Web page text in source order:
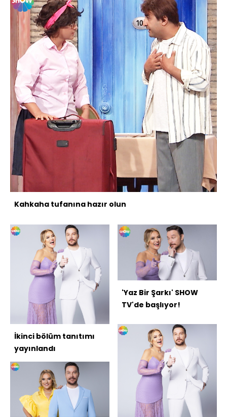
Kahkaha tufanına hazır olun
İkinci bölüm tanıtımı
yayınlandı
'Yaz Bir Şarkı' SHOW
TV'de başlıyor!